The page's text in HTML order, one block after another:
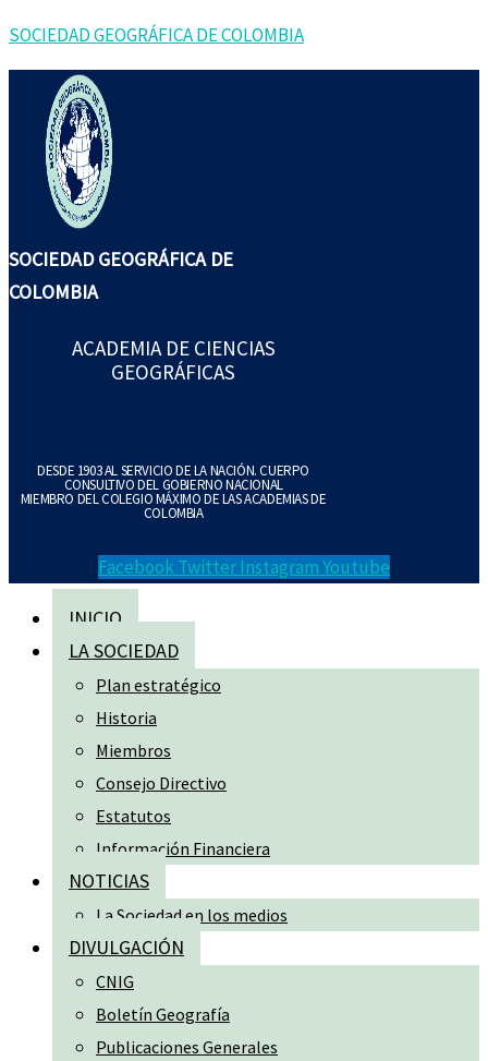
al
contenido
SOCIEDAD GEOGRÁFICA DE COLOMBIA
SOCIEDAD GEOGRÁFICA DE
COLOMBIA
ACADEMIA DE CIENCIAS
GEOGRÁFICAS
DESDE 1903 AL SERVICIO DE LA NACIÓN. CUERPO
CONSULTIVO DEL GOBIERNO NACIONAL
MIEMBRO DEL COLEGIO MÁXIMO DE LAS ACADEMIAS DE
COLOMBIA
Facebook Twitter InstagramYoutube
INICIO
LA SOCIEDAD
Plan estratégico
Historia
Miembros
Consejo Directivo
Estatutos
Información Financiera
NOTICIAS
La Sociedad en los medios
DIVULGACIÓN
CNIG
Boletín Geografía
Publicaciones Generales
por: